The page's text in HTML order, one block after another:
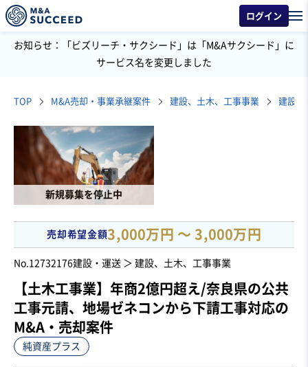
ログイン
お知らせ：「ビズリーチ・サクシード」は「M&Aサクシード」に
サービス名を変更しました
TOP M&A売却・事業承継案件 建設、土木、工事事業 建設工
新規募集を停止中
売却希望金額3,000万円 〜 3,000万円
No.12732176建設・運送 ＞ 建設、土木、工事事業
【土木工事業】年商2億円超え/奈良県の公共
工事元請、地場ゼネコンから下請工事対応の
M&A・売却案件
純資産プラス